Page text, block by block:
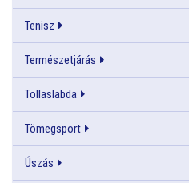
Tenisz
Természetjárás
Tollaslabda
Tömegsport
Úszás